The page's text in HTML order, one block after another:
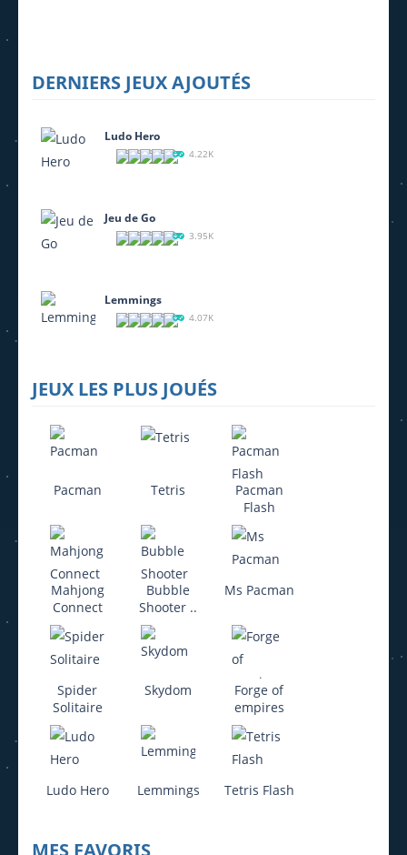
MahJong Daily Takuzu
DERNIERS JEUX AJOUTÉS
Ludo Hero
4.22K
Jeu de Go
3.95K
Lemmings
4.07K
JEUX LES PLUS JOUÉS
Pacman Tetris
Pacman
Flash
Mahjong
Connect
Bubble
Shooter ..
Ms Pacman
Spider
Solitaire
Skydom
Forge of
empires
Ludo Hero Lemmings Tetris Flash
MES FAVORIS